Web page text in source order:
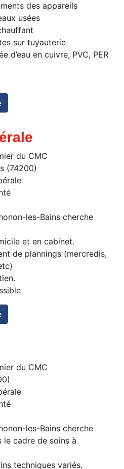
des appareils
usées
sur tuyauterie
d’eau en cuivre, PVC, PER
du CMC
(74200)
les-Bains cherche
et en cabinet.
de plannings (mercredis,
du CMC
les-Bains cherche
le cadre de soins à
techniques variés.